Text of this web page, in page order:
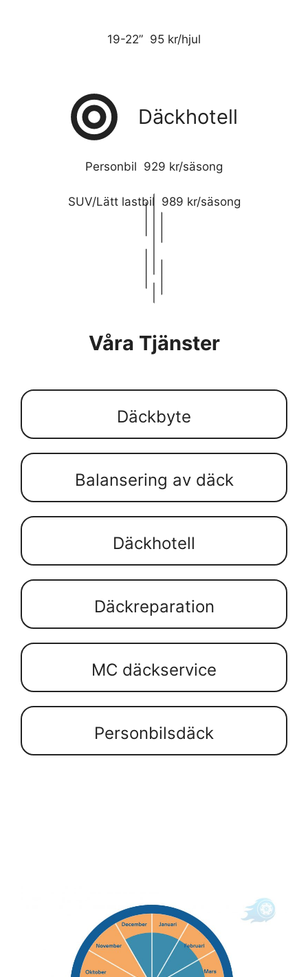
19-22” 95 kr/hjul
Däckhotell
Personbil 929 kr/säsong
SUV/Lätt lastbil 989 kr/säsong
Våra Tjänster
Däckbyte
Balansering av däck
Däckhotell
Däckreparation
MC däckservice
Personbilsdäck